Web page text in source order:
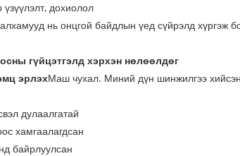
дохиолол
нь онцгой байдлын үед сүйрэлд хүргэж
гүйцэтгэлд хэрхэн нөлөөлдөг
эрлэхМаш чухал. Миний дүн шинжилгээ
дулаалгатай
хамгаалагдсан
байрлуулсан